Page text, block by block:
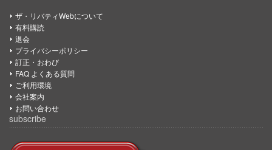
ザ・リバティWebについて
有料購読
退会
プライバシーポリシー
訂正・おわび
FAQ よくある質問
ご利用環境
会社案内
お問い合わせ
subscribe